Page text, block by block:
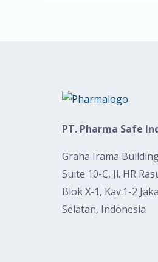
PT. Pharma Safe
Graha Irama
Suite 10-C, Jl. HR
Blok X-1, Kav.1-2
Selatan, Indonesia